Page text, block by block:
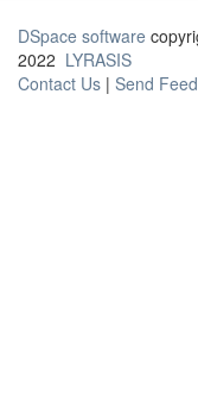
DSpace software
2022 LYRASIS
Contact Us | Send